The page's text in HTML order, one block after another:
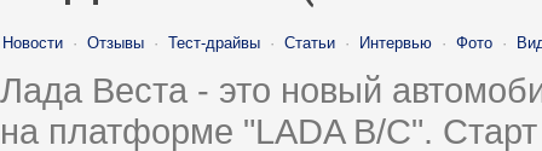
Новости · Отзывы · Тест-драйвы · Статьи · Интервью · Фото ·
Лада Веста - это новый
на платформе "LADA B/C".